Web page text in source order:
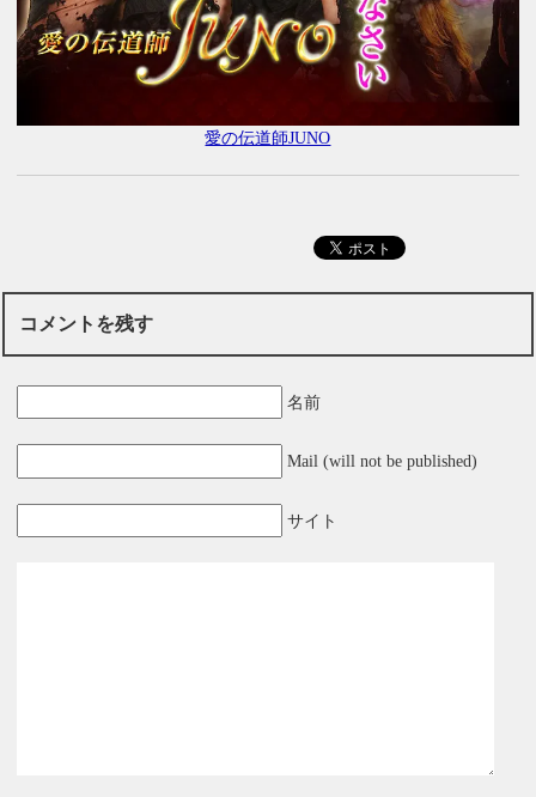
愛の伝道師JUNO
コメントを残す
名前
Mail (will not be published)
サイト